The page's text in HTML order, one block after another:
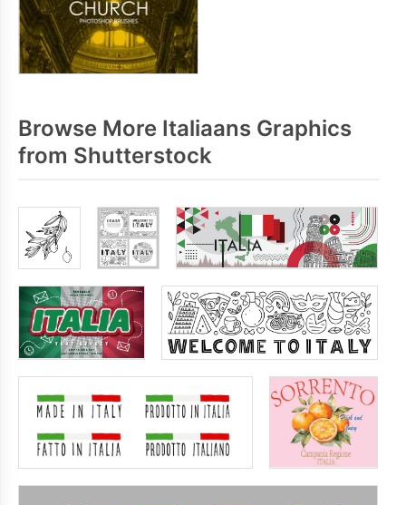
Browse More Italiaans Graphics
from Shutterstock